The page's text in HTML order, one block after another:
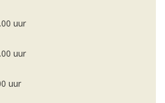
uur
uur
uur